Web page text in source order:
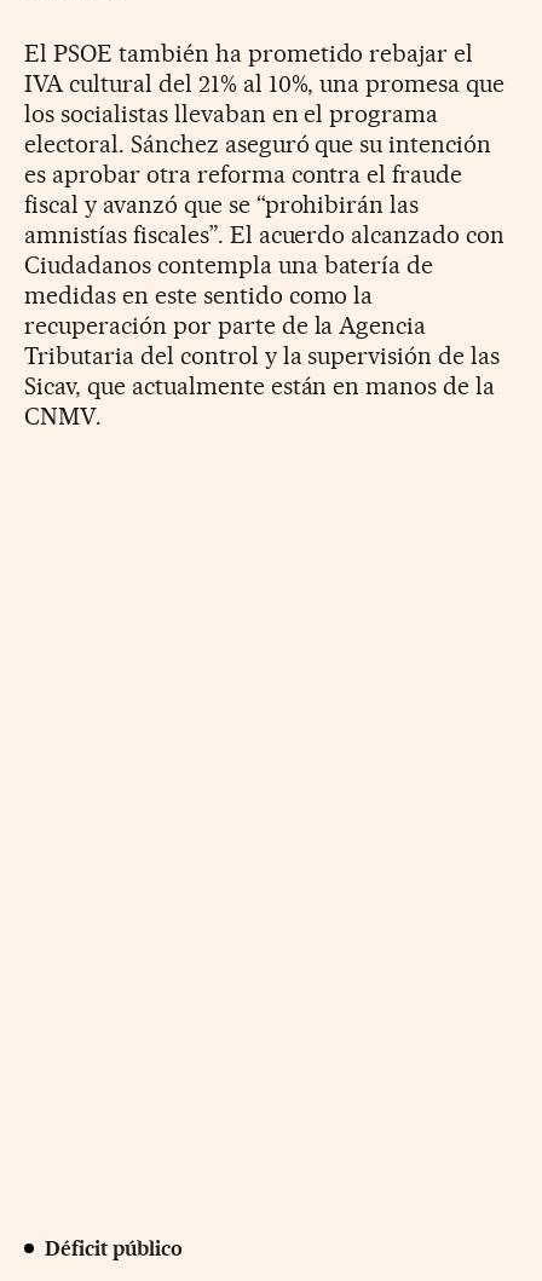
El PSOE también ha prometido rebajar el
IVA cultural del 21% al 10%, una promesa que
los socialistas llevaban en el programa
electoral. Sánchez aseguró que su intención
es aprobar otra reforma contra el fraude
fiscal y avanzó que se “prohibirán las
amnistías fiscales”. El acuerdo alcanzado con
Ciudadanos contempla una batería de
medidas en este sentido como la
recuperación por parte de la Agencia
Tributaria del control y la supervisión de las
Sicav, que actualmente están en manos de la
CNMV.
Déficit público